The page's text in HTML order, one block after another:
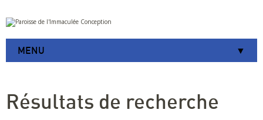
Aller
au
contenu.
à
Outils
personnels
MENU
Résultats de recherche